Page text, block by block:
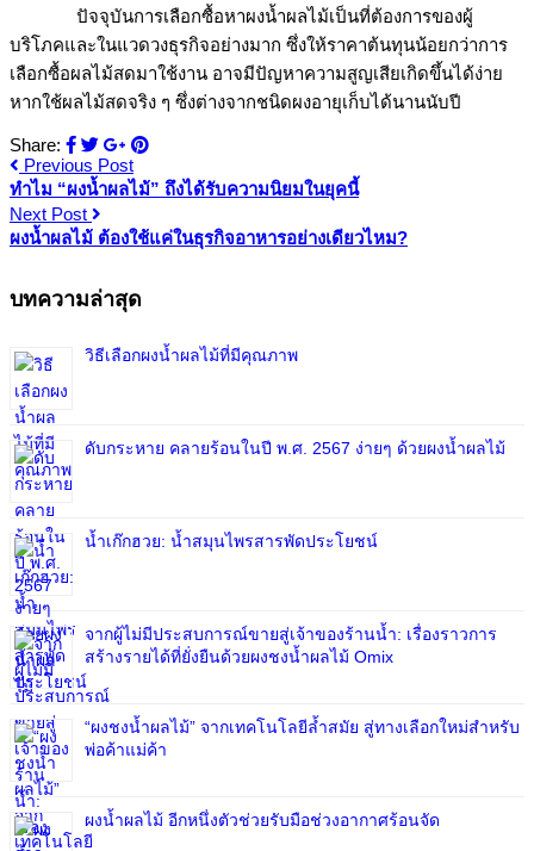
ปัจจุบันการเลือกซื้อหาผงน้ำผลไม้เป็นที่ต้องการของผู้
บริโภคและในแวดวงธุรกิจอย่างมาก ซึ่งให้ราคาต้นทุนน้อยกว่าการ
เลือกซื้อผลไม้สดมาใช้งาน อาจมีปัญหาความสูญเสียเกิดขึ้นได้ง่าย
หากใช้ผลไม้สดจริง ๆ ซึ่งต่างจากชนิดผงอายุเก็บได้นานนับปี
Share:
Previous Post
ทำไม “ผงน้ำผลไม้” ถึงได้รับความนิยมในยุคนี้
Next Post
ผงน้ำผลไม้ ต้องใช้แค่ในธุรกิจอาหารอย่างเดียวไหม?
บทความล่าสุด
วิธีเลือกผงน้ำผลไม้ที่มีคุณภาพ
ดับกระหาย คลายร้อนในปี พ.ศ. 2567 ง่ายๆ ด้วยผงน้ำผลไม้
น้ำเก๊กฮวย: น้ำสมุนไพรสารพัดประโยชน์
จากผู้ไม่มีประสบการณ์ขายสู่เจ้าของร้านน้ำ: เรื่องราวการ
สร้างรายได้ที่ยั่งยืนด้วยผงชงน้ำผลไม้ Omix
“ผงชงน้ำผลไม้” จากเทคโนโลยีล้ำสมัย สู่ทางเลือกใหม่สำหรับ
พ่อค้าแม่ค้า
ผงน้ำผลไม้ อีกหนึ่งตัวช่วยรับมือช่วงอากาศร้อนจัด